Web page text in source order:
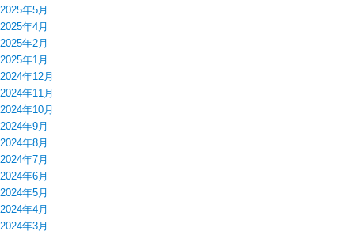
2025年5月
2025年4月
2025年2月
2025年1月
2024年12月
2024年11月
2024年10月
2024年9月
2024年8月
2024年7月
2024年6月
2024年5月
2024年4月
2024年3月